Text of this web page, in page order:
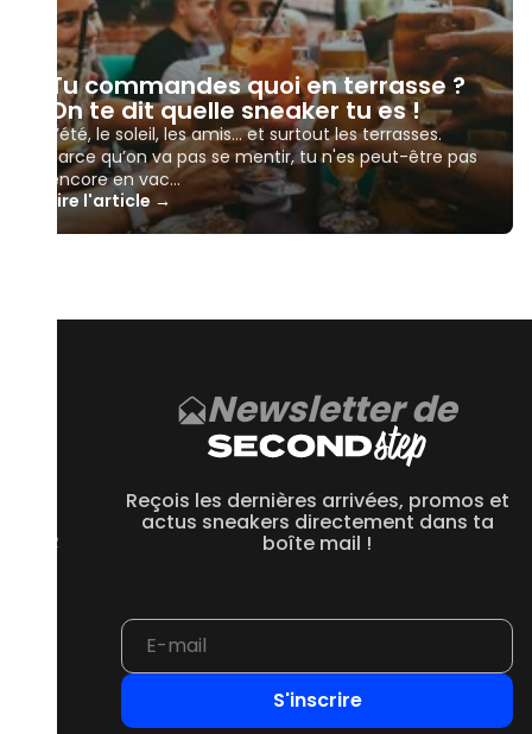
Tu commandes quoi en terrasse ?
On te dit quelle sneaker tu es !
L’été, le soleil, les amis… et surtout les terrasses.
Parce qu’on va pas se mentir, tu n'es peut-être pas
encore en vac…
Lire l'article →
2002R
Newsletter de
Reçois les dernières arrivées, promos et
actus sneakers directement dans ta
boîte mail !
S'inscrire